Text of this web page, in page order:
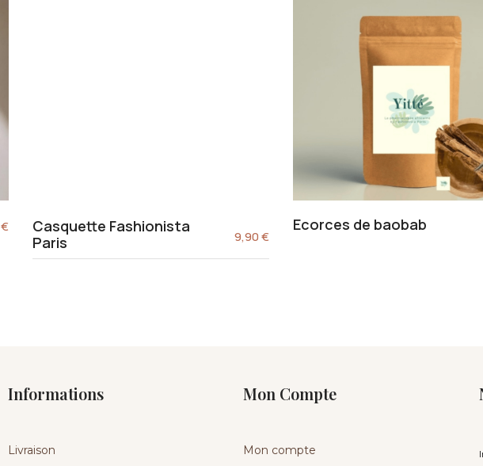
€
Casquette Fashionista
Paris
9,90€
Ecorces de baobab
Informations
Livraison
Mon Compte
Mon compte